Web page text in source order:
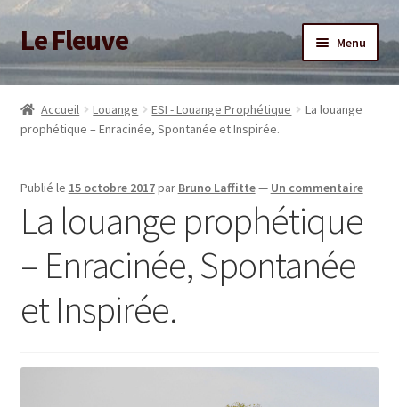
Aller
à
la
navigation
Aller
au
contenu
Le Fleuve Menu
Accueil
Ouvrir
Blog
enfant
Boutique
Adhésion/Soutien
Mon compte
Accueil Louange ESI - Louange Prophétique
La louange
prophétique – Enracinée, Spontanée et Inspirée.
Publié le 15 octobre 2017par Bruno Laffitte— Un commentaire
La louange prophétique
– Enracinée, Spontanée
et Inspirée.